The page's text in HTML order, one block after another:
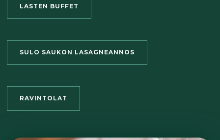
LASTEN BUFFET
SULO SAUKON LASAGNEANNOS
RAVINTOLAT